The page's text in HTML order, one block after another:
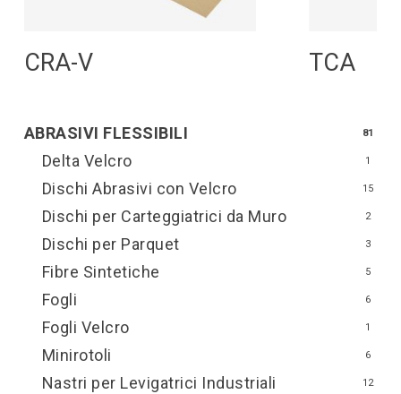
CRA-V TCA
ABRASIVI FLESSIBILI 81
Delta Velcro 1
Dischi Abrasivi con Velcro 15
Dischi per Carteggiatrici da Muro 2
Dischi per Parquet 3
Fibre Sintetiche 5
Fogli 6
Fogli Velcro 1
Minirotoli 6
Nastri per Levigatrici Industriali 12